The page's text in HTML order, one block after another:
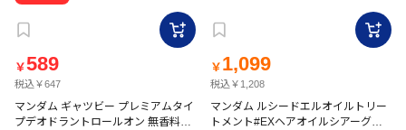
￥589
税込￥647
マンダム ギャツビー プレミアムタイ
プデオドラントロールオン 無香料
￥ 1,099
税込￥1,208
マンダム ルシードエルオイルトリー
トメント#EXヘアオイルシアーグロ